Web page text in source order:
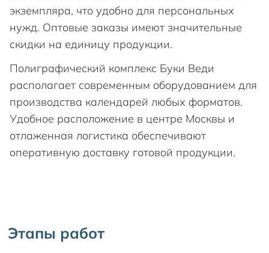
экземпляра, что удобно для персональных
нужд. Оптовые заказы имеют значительные
скидки на единицу продукции.
Полиграфический комплекс Буки Веди
располагает современным оборудованием для
производства календарей любых форматов.
Удобное расположение в центре Москвы и
отлаженная логистика обеспечивают
оперативную доставку готовой продукции.
Этапы работ